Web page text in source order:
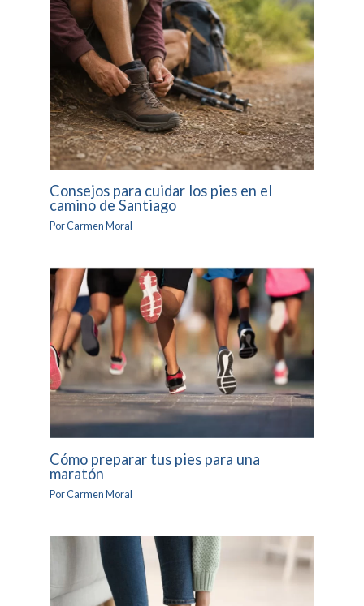
Consejos para cuidar los pies en el
camino de Santiago
PorCarmen Moral
Cómo preparar tus pies para una
maratón
PorCarmen Moral